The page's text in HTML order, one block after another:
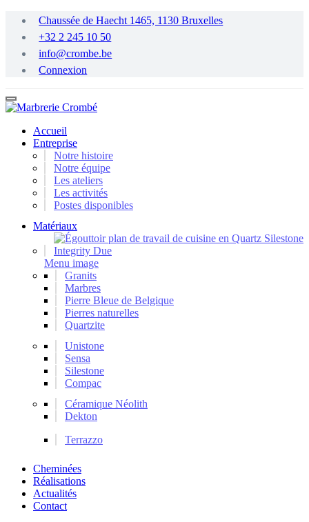
contenu
principal
Chaussée de Haecht 1465, 1130 Bruxelles
+32 2 245 10 50
info@crombe.be
Connexion
Accueil
Entreprise
Notre histoire
Notre équipe
Les ateliers
Les activités
Postes disponibles
Matériaux
Menu image
Granits
Marbres
Pierre Bleue de Belgique
Pierres naturelles
Quartzite
Unistone
Sensa
Silestone
Compac
Céramique Néolith
Dekton
Terrazzo
Cheminées
Réalisations
Actualités
Contact